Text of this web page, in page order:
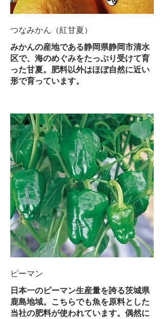
つなみかん（紅甘夏）
みかんの産地である静岡県静岡市清水
区で、海のめぐみをたっぷり受けて育
った甘夏。肥料以外はほぼ自然に近い
形で育っています。
ピーマン
日本一のピーマン生産量を誇る茨城県
鹿島地域。こちらでも魚を原料とした
当社の肥料が使われています。偶然に